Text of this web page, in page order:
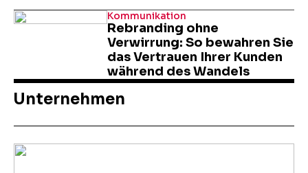
Rebranding ohne
Verwirrung: So bewahren Sie
das Vertrauen Ihrer Kunden
während des Wandels
Kommunikation
Unternehmen